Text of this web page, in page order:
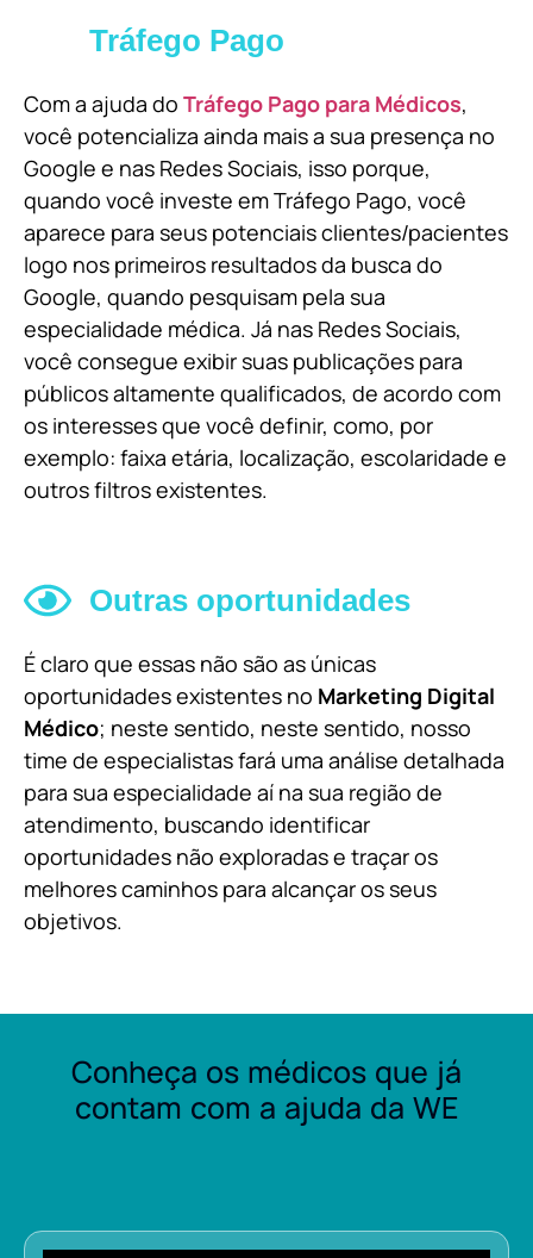
Tráfego Pago
Com a ajuda do Tráfego Pago para Médicos,
você potencializa ainda mais a sua presença no
Google e nas Redes Sociais, isso porque,
quando você investe em Tráfego Pago, você
aparece para seus potenciais clientes/pacientes
logo nos primeiros resultados da busca do
Google, quando pesquisam pela sua
especialidade médica. Já nas Redes Sociais,
você consegue exibir suas publicações para
públicos altamente qualificados, de acordo com
os interesses que você definir, como, por
exemplo: faixa etária, localização, escolaridade e
outros filtros existentes.
Outras oportunidades
É claro que essas não são as únicas
oportunidades existentes no Marketing Digital
Médico; neste sentido, neste sentido, nosso
time de especialistas fará uma análise detalhada
para sua especialidade aí na sua região de
atendimento, buscando identificar
oportunidades não exploradas e traçar os
melhores caminhos para alcançar os seus
objetivos.
Conheça os médicos que já
contam com a ajuda da WE